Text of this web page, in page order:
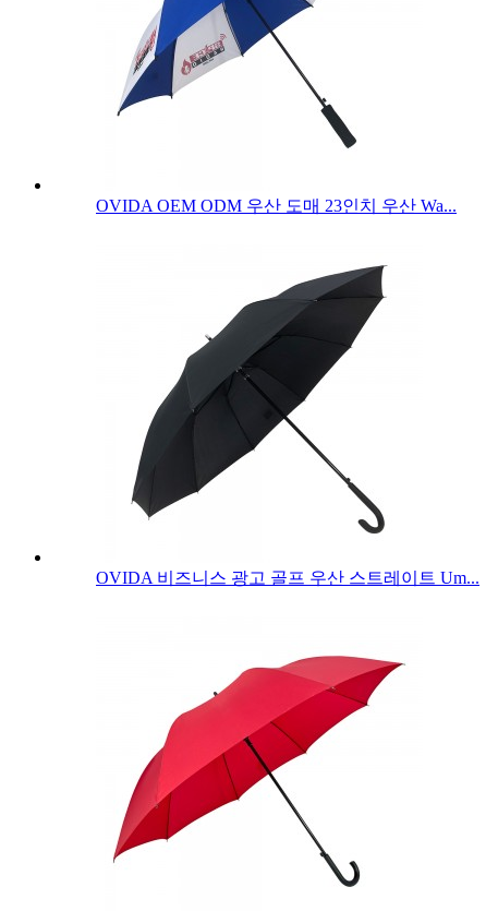
OVIDA OEM ODM 우산 도매 23인치 우산 Wa...
OVIDA 비즈니스 광고 골프 우산 스트레이트 Um...